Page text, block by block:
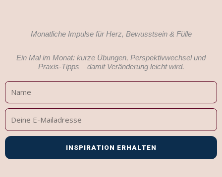
Monatliche Impulse für Herz, Bewusstsein & Fülle
Ein Mal im Monat: kurze Übungen, Perspektivwechsel und
Praxis-Tipps – damit Veränderung leicht wird.
Name
Deine
Mailadresse
INSPIRATION ERHALTEN